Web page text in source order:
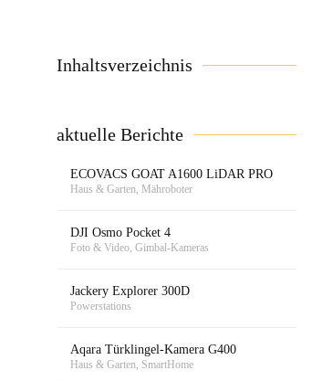
Inhaltsverzeichnis
aktuelle Berichte
ECOVACS GOAT A1600 LiDAR PRO
Haus & Garten, Mähroboter
DJI Osmo Pocket 4
Foto & Video, Gimbal-Kameras
Jackery Explorer 300D
Powerstations
Aqara Türklingel-Kamera G400
Haus & Garten, SmartHome